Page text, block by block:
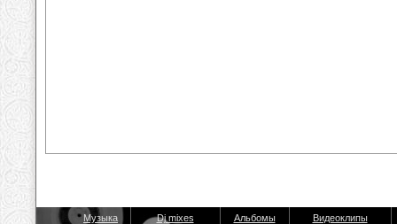
Музыка Dj mixes Альбомы Видеоклипы